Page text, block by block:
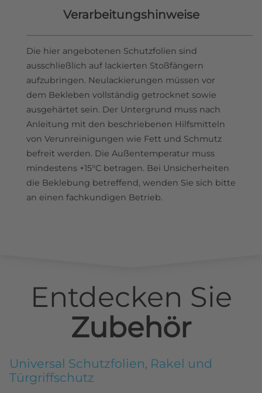
Verarbeitungshinweise
Die hier angebotenen Schutzfolien sind
ausschließlich auf lackierten Stoßfängern
aufzubringen. Neulackierungen müssen vor
dem Bekleben vollständig getrocknet sowie
ausgehärtet sein. Der Untergrund muss nach
Anleitung mit den beschriebenen Hilfsmitteln
von Verunreinigungen wie Fett und Schmutz
befreit werden. Die Außentemperatur muss
mindestens +15°C betragen. Bei Unsicherheiten
die Beklebung betreffend, wenden Sie sich bitte
an einen fachkundigen Betrieb.
Entdecken Sie
Zubehör
Universal Schutzfolien, Rakel und
Türgriffschutz